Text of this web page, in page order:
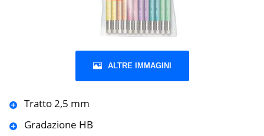
ALTRE IMMAGINI
Tratto 2,5 mm
Gradazione HB